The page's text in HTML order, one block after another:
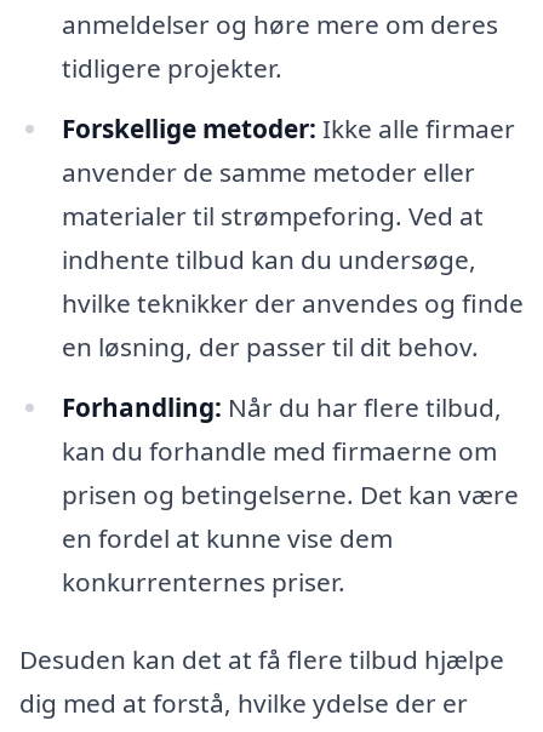
anmeldelser og høre mere om deres
tidligere projekter.
Forskellige metoder: Ikke alle firmaer
anvender de samme metoder eller
materialer til strømpeforing. Ved at
indhente tilbud kan du undersøge,
hvilke teknikker der anvendes og finde
en løsning, der passer til dit behov.
Forhandling: Når du har flere tilbud,
kan du forhandle med firmaerne om
prisen og betingelserne. Det kan være
en fordel at kunne vise dem
konkurrenternes priser.
Desuden kan det at få flere tilbud hjælpe
dig med at forstå, hvilke ydelse der er